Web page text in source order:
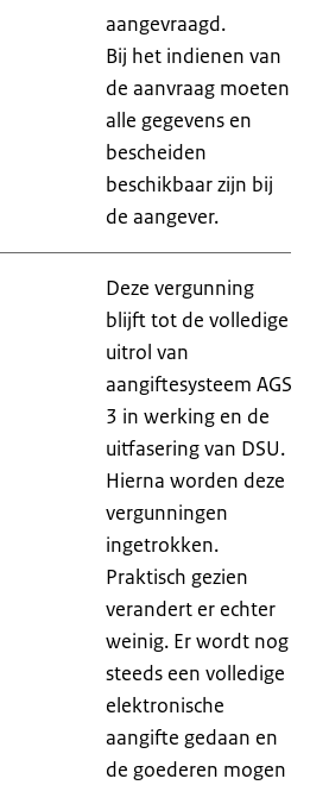
aangevraagd.
Bij het indienen van
de aanvraag moeten
alle gegevens en
bescheiden
beschikbaar zijn bij
de aangever.
Deze vergunning
blijft tot de volledige
uitrol van
aangiftesysteem AGS
3 in werking en de
uitfasering van DSU.
Hierna worden deze
vergunningen
ingetrokken.
Praktisch gezien
verandert er echter
weinig. Er wordt nog
steeds een volledige
elektronische
aangifte gedaan en
de goederen mogen